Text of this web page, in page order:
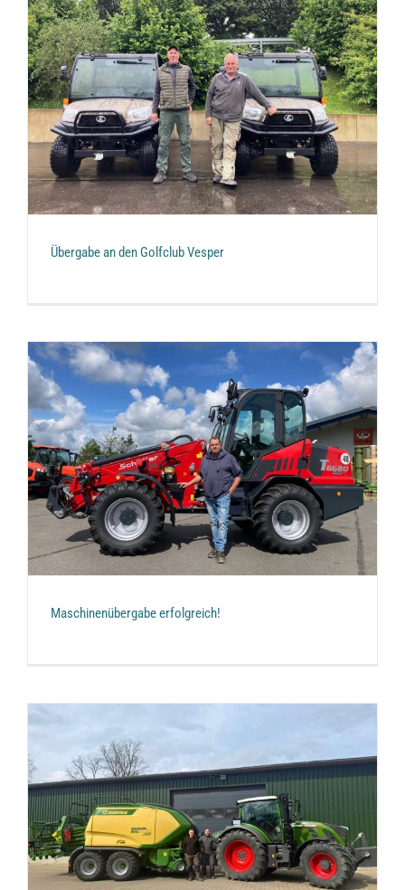
Übergabe an den Golfclub Vesper
Maschinenübergabe erfolgreich!